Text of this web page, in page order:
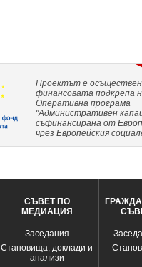
Проектът е
финансовата подкрепа
Оперативна програма
"Административен
съфинансирана от
чрез Европейския
СЪВЕТ ПО
МЕДИАЦИЯ
Заседания
Становища, доклади и
анализи